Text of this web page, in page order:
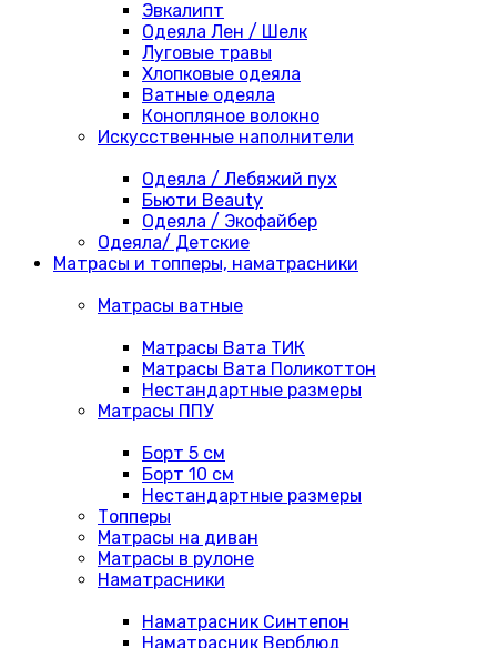
Эвкалипт
Одеяла Лен / Шелк
Луговые травы
Хлопковые одеяла
Ватные одеяла
Конопляное волокно
Искусственные наполнители
Одеяла / Лебяжий пух
Бьюти Beauty
Одеяла / Экофайбер
Одеяла/ Детские
Матрасы и топперы, наматрасники
Матрасы ватные
Матрасы Вата ТИК
Матрасы Вата Поликоттон
Нестандартные размеры
Матрасы ППУ
Борт 5 см
Борт 10 см
Нестандартные размеры
Топперы
Матрасы на диван
Матрасы в рулоне
Наматрасники
Наматрасник Синтепон
Наматрасник Верблюд